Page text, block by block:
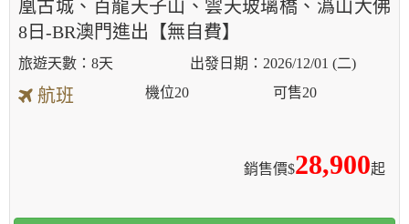
凰古城、百龍天子山、雲天玻璃橋、潙山大佛
8日-BR澳門進出【無自費】
8天 2026/12/01 (二)
航班
銷售價$28,900起
機位20 可售20